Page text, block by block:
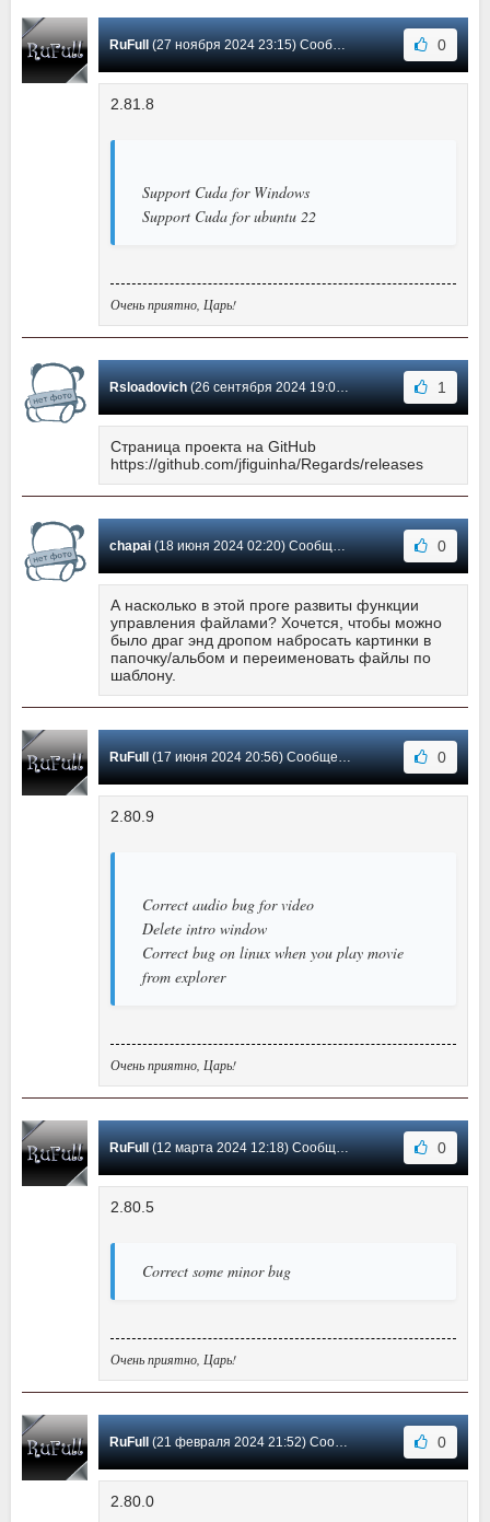
RuFull (27 ноября 2024 23:15) Сообщение #12 0
2.81.8
Support Cuda for Windows
Support Cuda for ubuntu 22
Очень приятно, Царь!
Rsloadovich(26 сентября 2024 19:05) Сообщение #11 1
Страница проекта на GitHub
https://github.com/jfiguinha/Regards/releases
chapai(18 июня 2024 02:20) Сообщение #10 0
А насколько в этой проге развиты функции
управления файлами? Хочется, чтобы можно
было драг энд дропом набросать картинки в
папочку/альбом и переименовать файлы по
шаблону.
RuFull (17 июня 2024 20:56) Сообщение #9 0
2.80.9
Correct audio bug for video
Delete intro window
Correct bug on linux when you play movie
from explorer
Очень приятно, Царь!
RuFull (12 марта 2024 12:18) Сообщение #8 0
2.80.5
Correct some minor bug
Очень приятно, Царь!
RuFull (21 февраля 2024 21:52) Сообщение #7 0
2.80.0